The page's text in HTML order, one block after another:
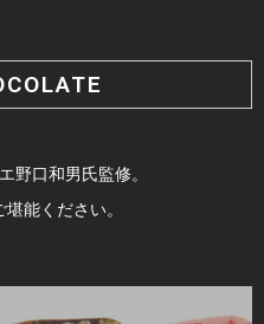
野口和男氏監修。
能ください。